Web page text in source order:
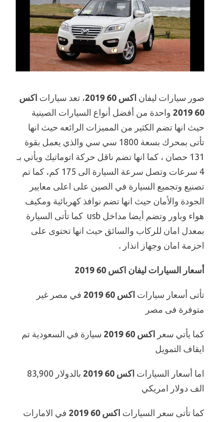
صور سيارات ليفان اكس 60 2019 ، تعد سيارات اكس
60 2019
واحدة من أفضل أنواع السيارات الصينية
حيث انها تضم الكثير من المميزات الرائعه حيث انها
تأتى بمحرك بسعة 1800 سي سي والذي يعمل بقوة
131 حصان ، كما انها تضم ناقل حركة اتوماتيك ويأتي بـ
4 سرعات وتصل سرعة السيارة الى 175 كم، كما تم
تصنيع وتجميع السيارة في الصين على اعلى معايير
الجودة والأمان حيث انها تضم نوافذ كهربائية ومكيف
هواء وباور وتضم أيضا مداخل usb كما تأتى السيارة
بمعدل امان للركاب والسائق حيث انها تحتوى على
احزمة امان وجهاز انذار .
أسعار السيارات ليفان اكس 60 2019
تأتى أسعار سيارات اكس 60 2019
في مصر غير
متوفرة فى مصر
كما يأتي سعر اكس 60 2019
سيارة في السعودية تم
ايقاف التمويل
اما أسعار السيارات اكس 60 2019
بالدولار 83,900
الف دولار امريكي
كما تأتى سعر السيارات اكس 60 2019
في الامارات